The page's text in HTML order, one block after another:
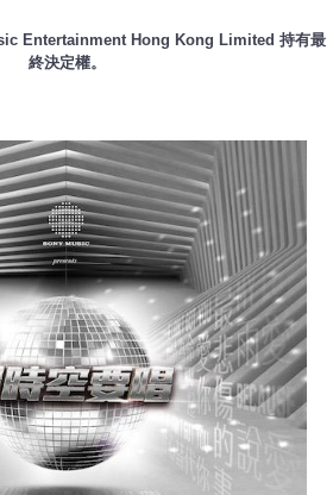
Entertainment Hong Kong Limited 持有最
終決定權。